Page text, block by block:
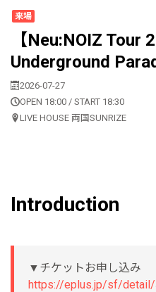
来場
【Neu:NOIZ Tour
Underground
2026-07-27
OPEN 18:00 / START 18:30
LIVE HOUSE 両国SUNRIZE
Introduction
▼チケットお申し込み
https://eplus.jp/sf/